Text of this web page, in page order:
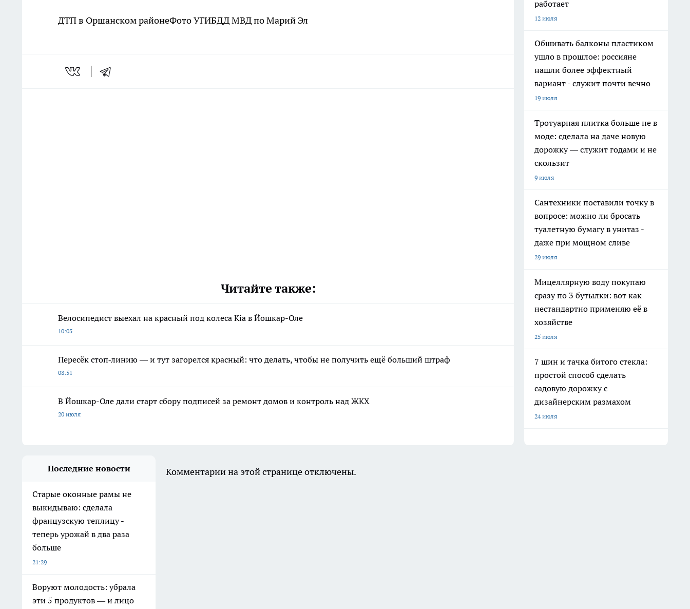
ДТП в Оршанском районеФото УГИБДД МВД по Марий Эл
Читайте также:
Велосипедист выехал на красный под колеса Kia в Йошкар-Оле
10:05
Пересёк стоп‑линию — и тут загорелся красный: что делать, чтобы не получить ещё больший штраф
08:51
В Йошкар-Оле дали старт сбору подписей за ремонт домов и контроль над ЖКХ
20 июля
работает
12 июля
Обшивать балконы пластиком
ушло в прошлое: россияне
нашли более эффектный
вариант - служит почти вечно
19 июля
Тротуарная плитка больше не в
моде: сделала на даче новую
дорожку — служит годами и не
скользит
9 июля
Сантехники поставили точку в
вопросе: можно ли бросать
туалетную бумагу в унитаз -
даже при мощном сливе
29 июля
Мицеллярную воду покупаю
сразу по 3 бутылки: вот как
нестандартно применяю её в
хозяйстве
25 июля
7 шин и тачка битого стекла:
простой способ сделать
садовую дорожку с
дизайнерским размахом
24 июля
Последние новости
Старые оконные рамы не
выкидываю: сделала
французскую теплицу -
теперь урожай в два раза
больше
21:29
Воруют молодость: убрала
эти 5 продуктов — и лицо
Комментарии на этой странице отключены.